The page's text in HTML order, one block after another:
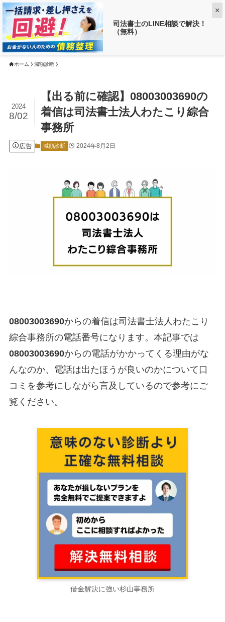
司法書士のLINE相談で解決！
（無料）
×
【返済がお得に!?】 借金がいくら減るか調べる ➡
ホーム 減額診断
【出る前に確認】08003003690の
着信は司法書士法人わたこり綜合
事務所
2024
8/02
広告 減額診断 2024年8月2日
08003003690からの着信は司法書士法人わたこり
綜合事務所の電話番号になります。本記事では
08003003690からの電話がかかってくる理由がな
んなのか、電話は出たほうが良いのかについて口
コミを参考にしながら言及しているので参考にご
覧ください。
借金解決に強い杉山事務所